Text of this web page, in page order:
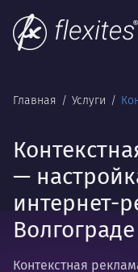
Главная Услуги
—
интернет-
Волгограде
Контекстная